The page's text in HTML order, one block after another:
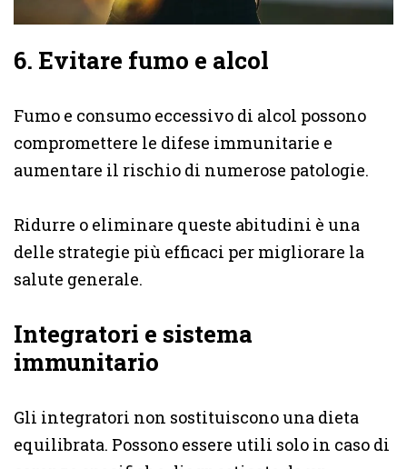
6. Evitare fumo e alcol
Fumo e consumo eccessivo di alcol possono
compromettere le difese immunitarie e
aumentare il rischio di numerose patologie.
Ridurre o eliminare queste abitudini è una
delle strategie più efficaci per migliorare la
salute generale.
Integratori e sistema
immunitario
Gli integratori non sostituiscono una dieta
equilibrata. Possono essere utili solo in caso di